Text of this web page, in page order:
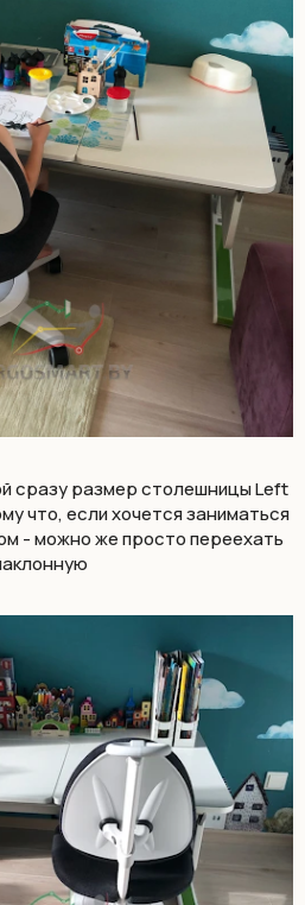
сразу размер столешницы Left
что, если хочется заниматься
- можно же просто переехать